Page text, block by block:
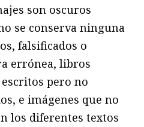
son oscuros
se conserva ninguna
falsificados o
errónea, libros
pero no
e imágenes que no
los diferentes textos